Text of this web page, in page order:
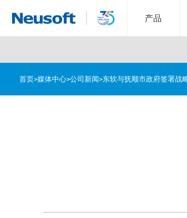
产品
首页>媒体中心>公司新闻>东软与抚顺市政府签署战